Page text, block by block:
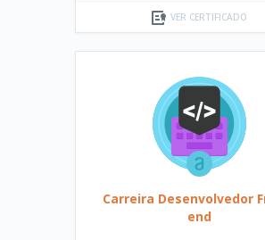
VER CERTIFICADO
Carreira Desenvolvedor
end